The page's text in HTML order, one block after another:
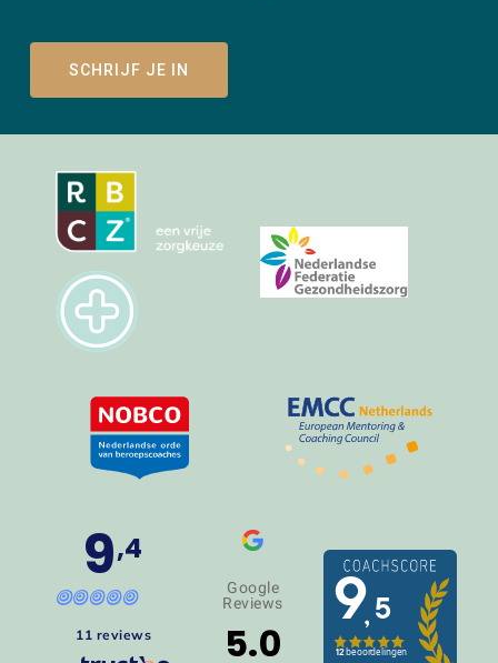
SCHRIJF JE IN
9,4
11 reviews
Google
Reviews
5.0